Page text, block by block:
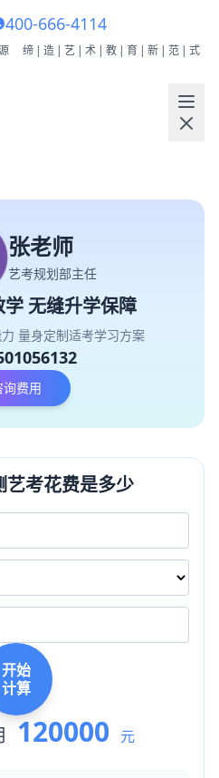
400-666-4114
缔|造|艺|术|教|育|新|范|式
张老师
艺考规划部主任
无缝升学保障
量身定制适考学习方案
询费用
艺考花费是多少
开始
计算
120000 元